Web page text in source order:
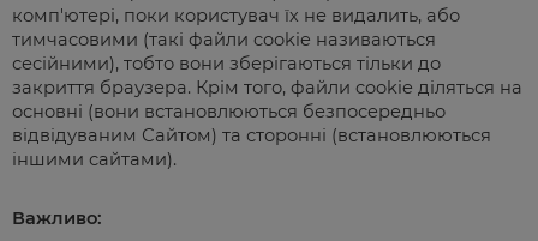
комп'ютері, поки користувач їх не видалить, або
тимчасовими (такі файли cookie називаються
сесійними), тобто вони зберігаються тільки до
закриття браузера. Крім того, файли cookie діляться на
основні (вони встановлюються безпосередньо
відвідуваним Сайтом) та сторонні (встановлюються
іншими сайтами).
Важливо: